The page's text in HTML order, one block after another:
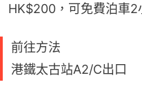
HK$200，可免費泊車2
前往方法
港鐵太古站A2/C出口